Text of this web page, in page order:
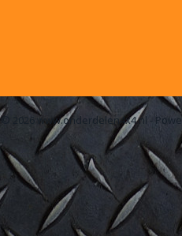
© 2026 www.onderdelen4x4.nl -